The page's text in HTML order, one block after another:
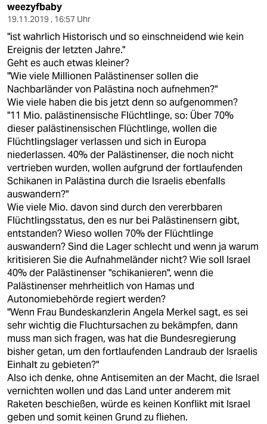
weezyfbaby
19.11.2019 , 16:57 Uhr
"ist wahrlich Historisch und so einschneidend wie kein
Ereignis der letzten Jahre."
Geht es auch etwas kleiner?
"Wie viele Millionen Palästinenser sollen die
Nachbarländer von Palästina noch aufnehmen?"
Wie viele haben die bis jetzt denn so aufgenommen?
"11 Mio. palästinensische Flüchtlinge, so: Über 70%
dieser palästinensischen Flüchtlinge, wollen die
Flüchtlingslager verlassen und sich in Europa
niederlassen. 40% der Palästinenser, die noch nicht
vertrieben wurden, wollen aufgrund der fortlaufenden
Schikanen in Palästina durch die Israelis ebenfalls
auswandern?"
Wie viele Mio. davon sind durch den vererbbaren
Flüchtlingsstatus, den es nur bei Palästinensern gibt,
entstanden? Wieso wollen 70% der Flüchtlinge
auswandern? Sind die Lager schlecht und wenn ja warum
kritisieren Sie die Aufnahmeländer nicht? Wie soll Israel
40% der Palästinenser "schikanieren", wenn die
Palästinenser mehrheitlich von Hamas und
Autonomiebehörde regiert werden?
"Wenn Frau Bundeskanzlerin Angela Merkel sagt, es sei
sehr wichtig die Fluchtursachen zu bekämpfen, dann
muss man sich fragen, was hat die Bundesregierung
bisher getan, um den fortlaufenden Landraub der Israelis
Einhalt zu gebieten?"
Also ich denke, ohne Antisemiten an der Macht, die Israel
vernichten wollen und das Land unter anderem mit
Raketen beschießen, würde es keinen Konflikt mit Israel
geben und somit keinen Grund zu fliehen.